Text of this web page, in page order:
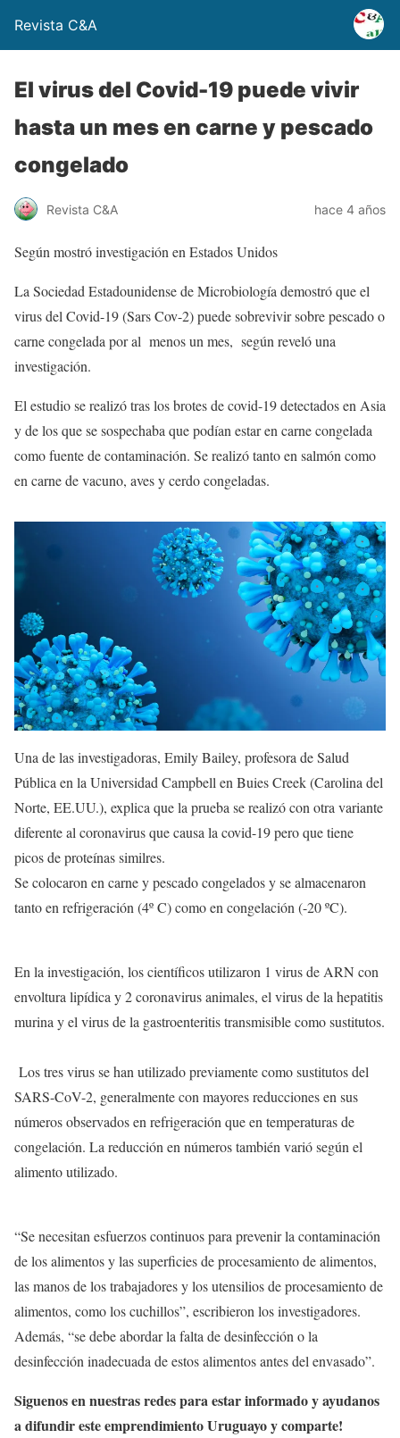
Revista C&A
El virus del Covid-19 puede vivir
hasta un mes en carne y pescado
congelado
Revista C&A hace 4 años
Según mostró investigación en Estados Unidos
La Sociedad Estadounidense de Microbiología demostró que el
virus del Covid-19 (Sars Cov-2) puede sobrevivir sobre pescado o
carne congelada por al menos un mes, según reveló una
investigación.
El estudio se realizó tras los brotes de covid-19 detectados en Asia
y de los que se sospechaba que podían estar en carne congelada
como fuente de contaminación. Se realizó tanto en salmón como
en carne de vacuno, aves y cerdo congeladas.
Una de las investigadoras, Emily Bailey, profesora de Salud
Pública en la Universidad Campbell en Buies Creek (Carolina del
Norte, EE.UU.), explica que la prueba se realizó con otra variante
diferente al coronavirus que causa la covid-19 pero que tiene
picos de proteínas similres.
Se colocaron en carne y pescado congelados y se almacenaron
tanto en refrigeración (4º C) como en congelación (-20 ºC).
En la investigación, los científicos utilizaron 1 virus de ARN con
envoltura lipídica y 2 coronavirus animales, el virus de la hepatitis
murina y el virus de la gastroenteritis transmisible como sustitutos.
Los tres virus se han utilizado previamente como sustitutos del
SARS-CoV-2, generalmente con mayores reducciones en sus
números observados en refrigeración que en temperaturas de
congelación. La reducción en números también varió según el
alimento utilizado.
“Se necesitan esfuerzos continuos para prevenir la contaminación
de los alimentos y las superficies de procesamiento de alimentos,
las manos de los trabajadores y los utensilios de procesamiento de
alimentos, como los cuchillos”, escribieron los investigadores.
Además, “se debe abordar la falta de desinfección o la
desinfección inadecuada de estos alimentos antes del envasado”.
Siguenos en nuestras redes para estar informado y ayudanos
a difundir este emprendimiento Uruguayo y comparte!